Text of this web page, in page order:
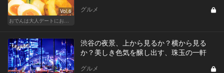
Vol.6
おでんは大人デートにおすすめ！ふたりで温まろう
グルメ
渋谷の夜景、上から見るか？横から見る
か？美しき色気を醸し出す、珠玉の一軒
グルメ